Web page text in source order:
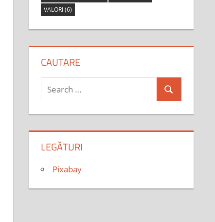
VALORI(6)
CAUTARE
Search
for:
Search
LEGĂTURI
Pixabay